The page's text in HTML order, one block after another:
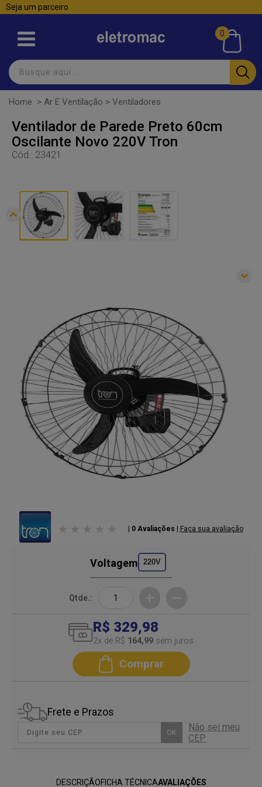
Seja um parceiro
0
Home > Ar E Ventilação > Ventiladores
Ventilador de Parede Preto 60cm
Oscilante Novo 220V Tron
Cód.: 23421
| 0 Avaliações Faça sua avaliação
Voltagem 220V
Qtde.:
R$ 329,98
2x de R$ 164,99 sem juros
Comprar
Frete e Prazos
OK
Não sei meu
CEP
DESCRIÇÃOFICHA TÉCNICAAVALIAÇÕES